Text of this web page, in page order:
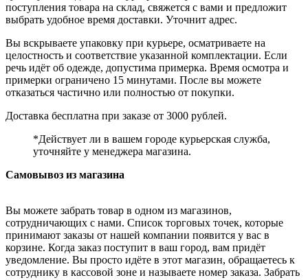
поступления товара на склад, свяжется с вами и предложит
выбрать удобное время доставки. Уточнит адрес.
Вы вскрываете упаковку при курьере, осматриваете на
целостность и соответствие указанной комплектации. Если
речь идёт об одежде, допустима примерка. Время осмотра и
примерки ограничено 15 минутами. После вы можете
отказаться частично или полностью от покупки.
Доставка бесплатна при заказе от 3000 рублей.
*Действует ли в вашем городе курьерская служба,
уточняйте у менеджера магазина.
Самовывоз из магазина
Вы можете забрать товар в одном из магазинов,
сотрудничающих с нами. Список торговых точек, которые
принимают заказы от нашей компании появится у вас в
корзине. Когда заказ поступит в ваш город, вам придёт
уведомление. Вы просто идёте в этот магазин, обращаетесь к
сотруднику в кассовой зоне и называете номер заказа. Забрать